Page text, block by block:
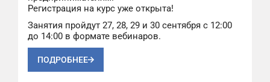
Регистрация на курс уже открыта!
Занятия пройдут 27, 28, 29 и 30 сентября с 12:00
до 14:00 в формате вебинаров.
ПОДРОБНЕЕ